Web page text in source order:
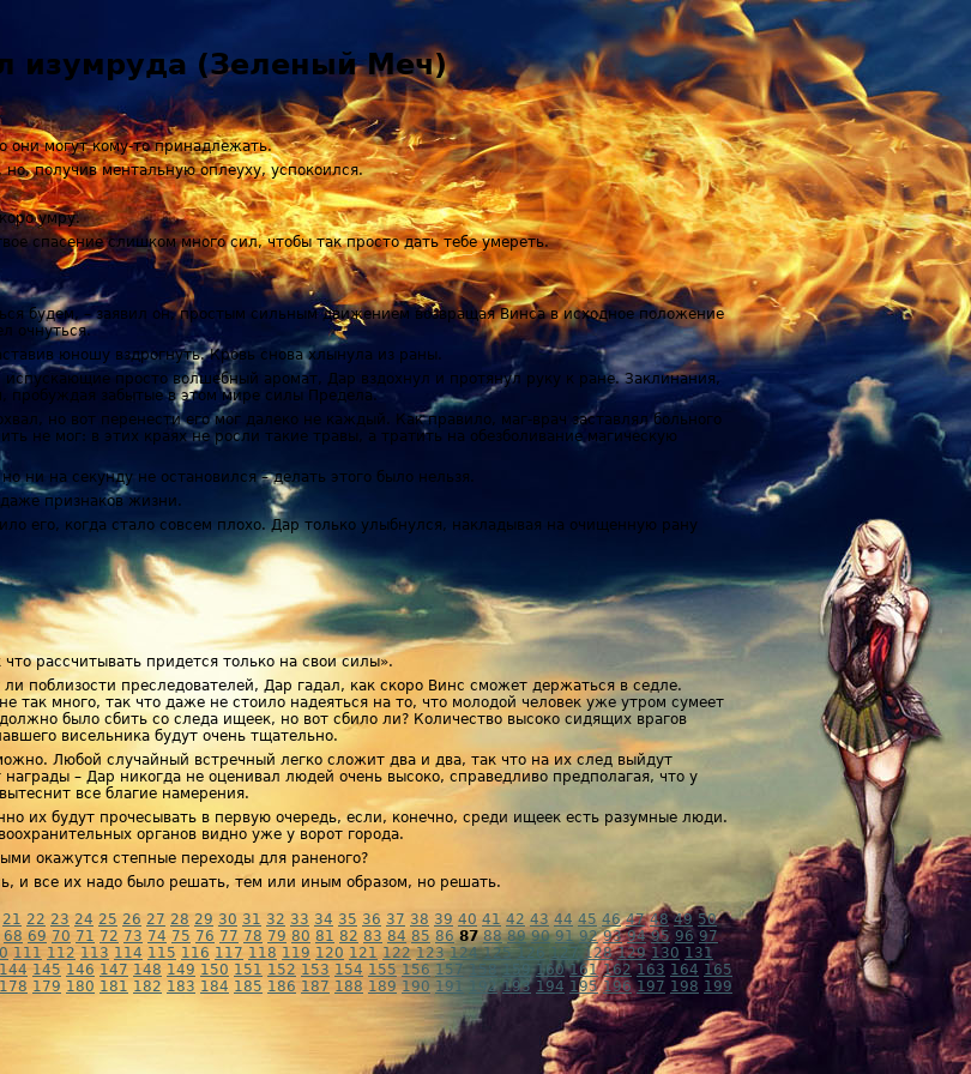
изумруда (Зеленый Меч)
они могут кому-то принадлежать.
получив ментальную оплеуху, успокоился.
умру.
спасение слишком много сил, чтобы так просто дать тебе умереть.
будем, – заявил он, простым сильным движением возвращая Винса в исходное положение
очнуться.
юношу вздрогнуть. Кровь снова хлынула из раны.
просто волшебный аромат, Дар вздохнул и протянул руку к ране. Заклинания,
забытые в этом мире силы Предела.
но вот перенести его мог далеко не каждый. Как правило, маг-врач заставлял больного
не мог: в этих краях не росли такие травы, а тратить на обезболивание магическую
ни на секунду не остановился – делать этого было нельзя.
признаков жизни.
его, когда стало совсем плохо. Дар только улыбнулся, накладывая на очищенную рану
рассчитывать придется только на свои силы».
поблизости преследователей, Дар гадал, как скоро Винс сможет держаться в седле.
так много, так что даже не стоило надеяться на то, что молодой человек уже утром сумеет
было сбить со следа ищеек, но вот сбило ли? Количество высоко сидящих врагов
висельника будут очень тщательно.
Любой случайный встречный легко сложит два и два, так что на их след выйдут
– Дар никогда не оценивал людей очень высоко, справедливо предполагая, что у
все благие намерения.
их будут прочесывать в первую очередь, если, конечно, среди ищеек есть разумные люди.
органов видно уже у ворот города.
окажутся степные переходы для раненого?
и все их надо было решать, тем или иным образом, но решать.
21 22 23 24 25 26 27 28 29 30 31 32 33 34 35 36 37 38 39 40 41 42 43 44 45 46 47 48 49 50
68 69 70 71 72 73 74 75 76 77 78 79 80 81 82 83 84 85 86 87 88 89 90 91 92 93 94 95 96 97
111 112 113 114 115 116 117 118 119 120 121 122 123 124 125 126 127 128 129 130 131
144 145 146 147 148 149 150 151 152 153 154 155 156 157 158 159 160 161 162 163 164 165
178 179 180 181 182 183 184 185 186 187 188 189 190 191 192 193 194 195 196 197 198 199